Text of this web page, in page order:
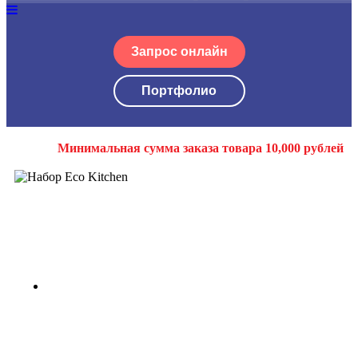
Запрос онлайн
Портфолио
Минимальная сумма заказа товара 10,000 рублей